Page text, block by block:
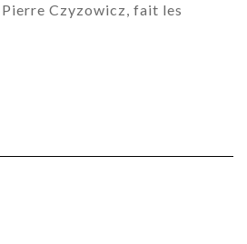
Czyzowicz, fait les